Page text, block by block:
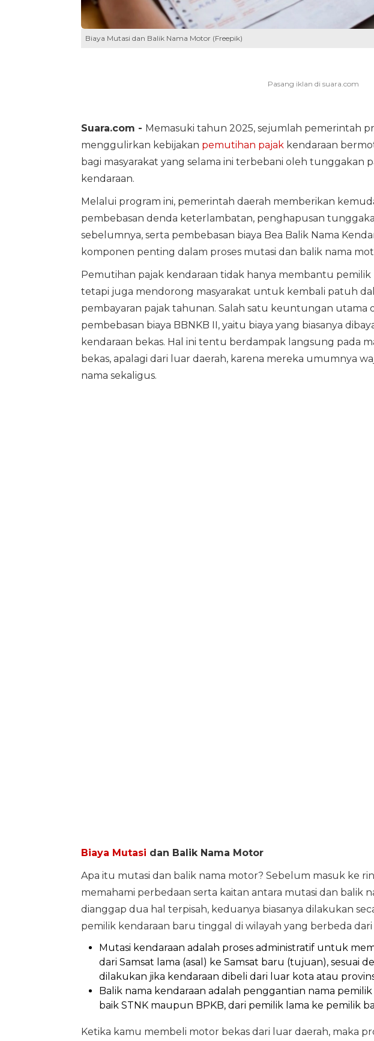
Biaya Mutasi dan Balik Nama Motor (Freepik)
Suara.com - Memasuki tahun 2025, sejumlah pemerintah
menggulirkan kebijakan pemutihan pajak kendaraan
bagi masyarakat yang selama ini terbebani oleh tunggakan
kendaraan.
Melalui program ini, pemerintah daerah memberikan
pembebasan denda keterlambatan, penghapusan
sebelumnya, serta pembebasan biaya Bea Balik Nama
komponen penting dalam proses mutasi dan balik nama
Pemutihan pajak kendaraan tidak hanya membantu pemilik
tetapi juga mendorong masyarakat untuk kembali patuh
pembayaran pajak tahunan. Salah satu keuntungan utama
pembebasan biaya BBNKB II, yaitu biaya yang biasanya
kendaraan bekas. Hal ini tentu berdampak langsung pada
bekas, apalagi dari luar daerah, karena mereka umumnya
nama sekaligus.
Biaya Mutasi dan Balik Nama Motor
Apa itu mutasi dan balik nama motor? Sebelum masuk ke
memahami perbedaan serta kaitan antara mutasi dan balik
dianggap dua hal terpisah, keduanya biasanya dilakukan
pemilik kendaraan baru tinggal di wilayah yang berbeda
Mutasi kendaraan adalah proses administratif untuk
dari Samsat lama (asal) ke Samsat baru (tujuan), sesuai
dilakukan jika kendaraan dibeli dari luar kota atau
Balik nama kendaraan adalah penggantian nama
baik STNK maupun BPKB, dari pemilik lama ke pemilik
Ketika kamu membeli motor bekas dari luar daerah, maka